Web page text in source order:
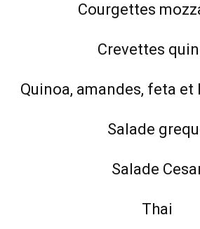
Courgettes
Crevettes
Quinoa, amandes, feta et
Salade
Salade
Thai